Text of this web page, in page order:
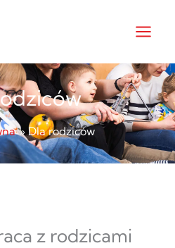
Dla rodziców
z rodzicami